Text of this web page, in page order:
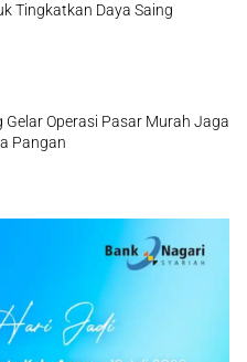
Tingkatkan Daya Saing
Gelar Operasi Pasar Murah Jaga
Pangan